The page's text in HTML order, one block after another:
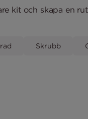
kit och skapa en
Skrubb